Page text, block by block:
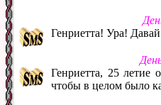
Генриетта! Ура!
Генриетта, 25 летие
чтобы в целом было